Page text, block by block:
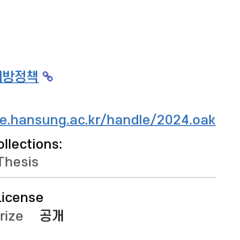
정책
handle/2024.oak/
공개